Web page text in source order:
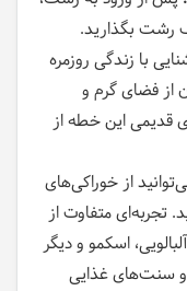
رشت بگذارید.
با زندگی روزمره
از فضای گرم و
این خطه از
از خوراکی‌های
تجربه‌ای متفاوت از
اسکمو و دیگر
و سنت‌های غذایی